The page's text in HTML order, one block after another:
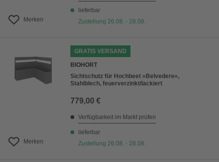
Merken
lieferbar
Zustellung 26.08. - 28.08.
Merken
GRATIS VERSAND
BIOHORT
Sichtschutz für Hochbeet »Belvedere«,
Stahlblech, feuerverzinkt/lackiert
779,00 €
Verfügbarkeit im Markt prüfen
lieferbar
Zustellung 26.08. - 28.08.